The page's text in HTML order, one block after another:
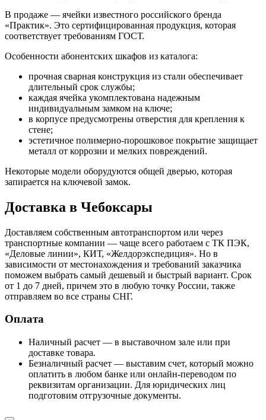
В продаже — ячейки известного российского бренда
«Практик». Это сертифицированная продукция, которая
соответствует требованиям ГОСТ.
Особенности абонентских шкафов из каталога:
прочная сварная конструкция из стали обеспечивает
длительный срок службы;
каждая ячейка укомплектована надежным
индивидуальным замком на ключе;
в корпусе предусмотрены отверстия для крепления к
стене;
эстетичное полимерно-порошковое покрытие защищает
металл от коррозии и мелких повреждений.
Некоторые модели оборудуются общей дверью, которая
запирается на ключевой замок.
Доставка в Чебоксары
Доставляем собственным автотранспортом или через
транспортные компании — чаще всего работаем с ТК ПЭК,
«Деловые линии», КИТ, «Желдорэкспедиция». Но в
зависимости от местонахождения и требований заказчика
поможем выбрать самый дешевый и быстрый вариант. Срок
от 1 до 7 дней, причем это в любую точку России, также
отправляем во все страны СНГ.
Оплата
Наличный расчет — в выставочном зале или при
доставке товара.
Безналичный расчет — выставим счет, который можно
оплатить в любом банке или онлайн-переводом по
реквизитам организации. Для юридических лиц
подготовим отгрузочные документы.